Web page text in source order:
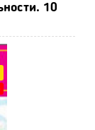
10